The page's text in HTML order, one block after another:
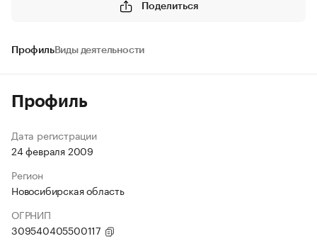
Поделиться
ПрофильВиды деятельности
Профиль
Дата регистрации
24 февраля 2009
Регион
Новосибирская область
ОГРНИП
309540405500117